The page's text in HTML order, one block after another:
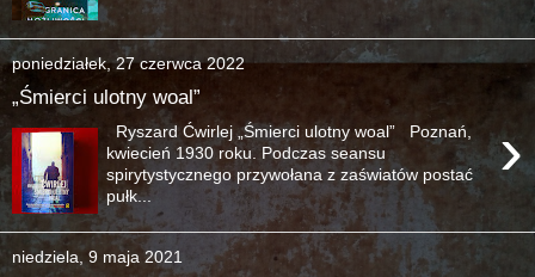
poniedziałek, 27 czerwca 2022
„Śmierci ulotny woal”
›
Ryszard Ćwirlej „Śmierci ulotny woal” Poznań,
kwiecień 1930 roku. Podczas seansu
spirytystycznego przywołana z zaświatów postać
pułk...
niedziela, 9 maja 2021